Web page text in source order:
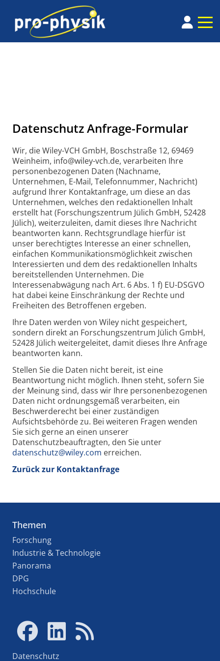
Datenschutz Anfrage-Formular
Wir, die Wiley-VCH GmbH, Boschstraße 12, 69469
Weinheim, info@wiley-vch.de, verarbeiten Ihre
personenbezogenen Daten (Nachname,
Unternehmen, E-Mail, Telefonnummer, Nachricht)
aufgrund Ihrer Kontaktanfrage, um diese an das
Unternehmen, welches den redaktionellen Inhalt
erstellt hat (Forschungszentrum Jülich GmbH, 52428
Jülich), weiterzuleiten, damit dieses Ihre Nachricht
beantworten kann. Rechtsgrundlage hierfür ist
unser berechtigtes Interesse an einer schnellen,
einfachen Kommunikationsmöglichkeit zwischen
Interessierten und dem des redaktionellen Inhalts
bereitstellenden Unternehmen. Die
Interessenabwägung nach Art. 6 Abs. 1 f) EU-DSGVO
hat dabei keine Einschränkung der Rechte und
Freiheiten des Betroffenen ergeben.
Ihre Daten werden von Wiley nicht gespeichert,
sondern direkt an Forschungszentrum Jülich GmbH,
52428 Jülich weitergeleitet, damit dieses Ihre Anfrage
beantworten kann.
Stellen Sie die Daten nicht bereit, ist eine
Beantwortung nicht möglich. Ihnen steht, sofern Sie
der Meinung sind, dass wir Ihre personenbezogenen
Daten nicht ordnungsgemäß verarbeiten, ein
Beschwerderecht bei einer zuständigen
Aufsichtsbehörde zu. Bei weiteren Fragen wenden
Sie sich gerne an einen unserer
Datenschutzbeauftragten, den Sie unter
datenschutz@wiley.com erreichen.
Zurück zur Kontaktanfrage
Themen
Forschung
Industrie & Technologie
Panorama
DPG
Hochschule
Datenschutz